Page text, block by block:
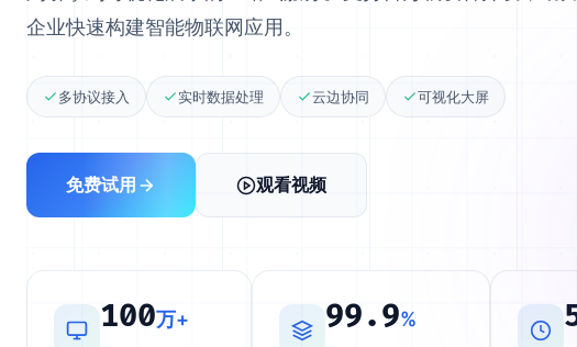
企业快速构建智能物联网应用。
多协议接入 实时数据处理 云边协同 可视化大屏
免费试用 观看视频
100万+ 99.9%